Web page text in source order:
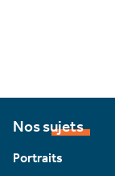
Nos sujets
Portraits